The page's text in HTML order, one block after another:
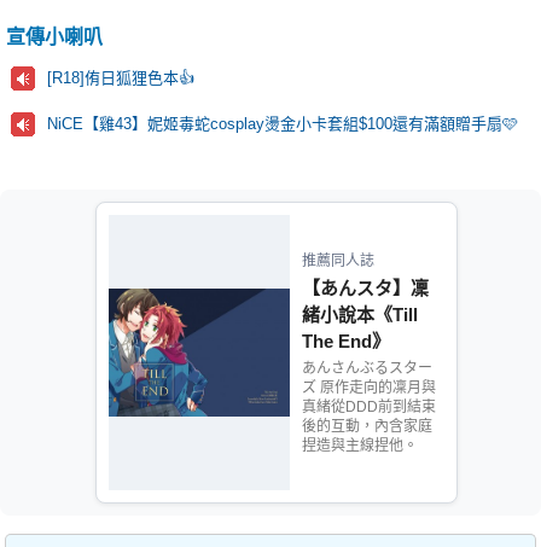
宣傳小喇叭
[R18]侑日狐狸色本👍
NiCE【雞43】妮姬毒蛇cosplay燙金小卡套組$100還有滿額贈手扇🩷
推薦同人誌
【あんスタ】凜
緒小說本《Till
The End》
あんさんぶるスター
ズ 原作走向的凜月與
真緒從DDD前到結束
後的互動，內含家庭
捏造與主線捏他。